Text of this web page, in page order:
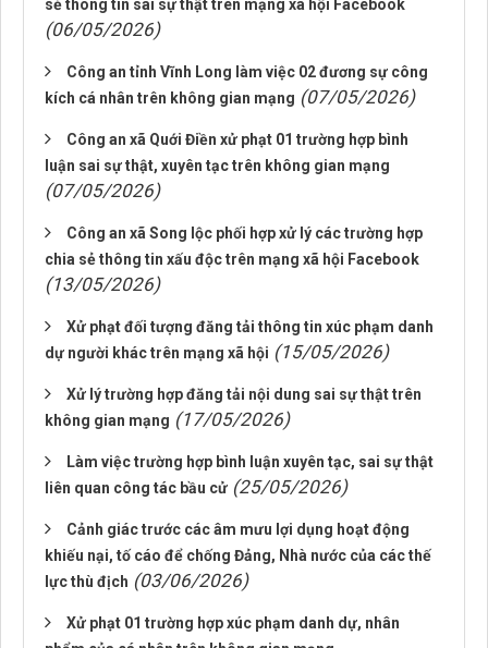
sẻ thông tin sai sự thật trên mạng xã hội Facebook
(06/05/2026)
Công an tỉnh Vĩnh Long làm việc 02 đương sự công
kích cá nhân trên không gian mạng (07/05/2026)
Công an xã Quới Điền xử phạt 01 trường hợp bình
luận sai sự thật, xuyên tạc trên không gian mạng
(07/05/2026)
Công an xã Song lộc phối hợp xử lý các trường hợp
chia sẻ thông tin xấu độc trên mạng xã hội Facebook
(13/05/2026)
Xử phạt đối tượng đăng tải thông tin xúc phạm danh
dự người khác trên mạng xã hội (15/05/2026)
Xử lý trường hợp đăng tải nội dung sai sự thật trên
không gian mạng (17/05/2026)
Làm việc trường hợp bình luận xuyên tạc, sai sự thật
liên quan công tác bầu cử (25/05/2026)
Cảnh giác trước các âm mưu lợi dụng hoạt động
khiếu nại, tố cáo để chống Đảng, Nhà nước của các thế
lực thù địch (03/06/2026)
Xử phạt 01 trường hợp xúc phạm danh dự, nhân